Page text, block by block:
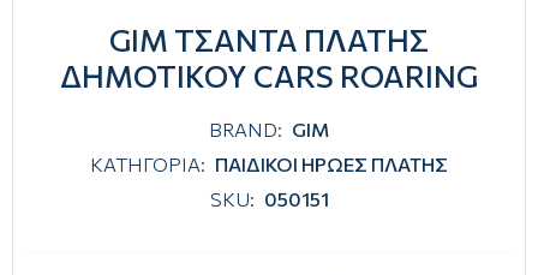
GIM ΤΣΑΝΤΑ ΠΛΑΤΗΣ
ΔΗΜΟΤΙΚΟΥ CARS ROARING
BRAND: GIM
ΚΑΤΗΓΟΡΙΑ: ΠΑΙΔΙΚΟΙ ΗΡΩΕΣ ΠΛΑΤΗΣ
SKU: 050151